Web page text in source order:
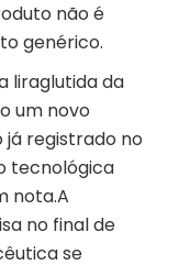
não é
genérico.
liraglutida da
um novo
registrado no
tecnológica
nota.A
no final de
se